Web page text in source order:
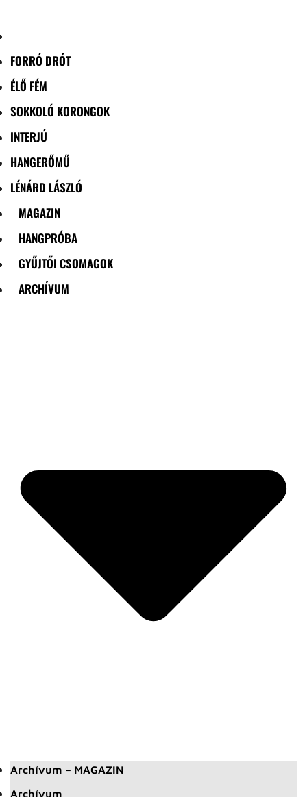
FORRÓ DRÓT
ÉLŐ FÉM
SOKKOLÓ KORONGOK
INTERJÚ
HANGERŐMŰ
LÉNÁRD LÁSZLÓ
MAGAZIN
HANGPRÓBA
GYŰJTŐI CSOMAGOK
ARCHÍVUM
Archívum – MAGAZIN
Archívum